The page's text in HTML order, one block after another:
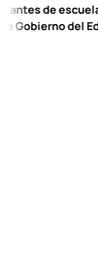
escuelas
del EdoMéx